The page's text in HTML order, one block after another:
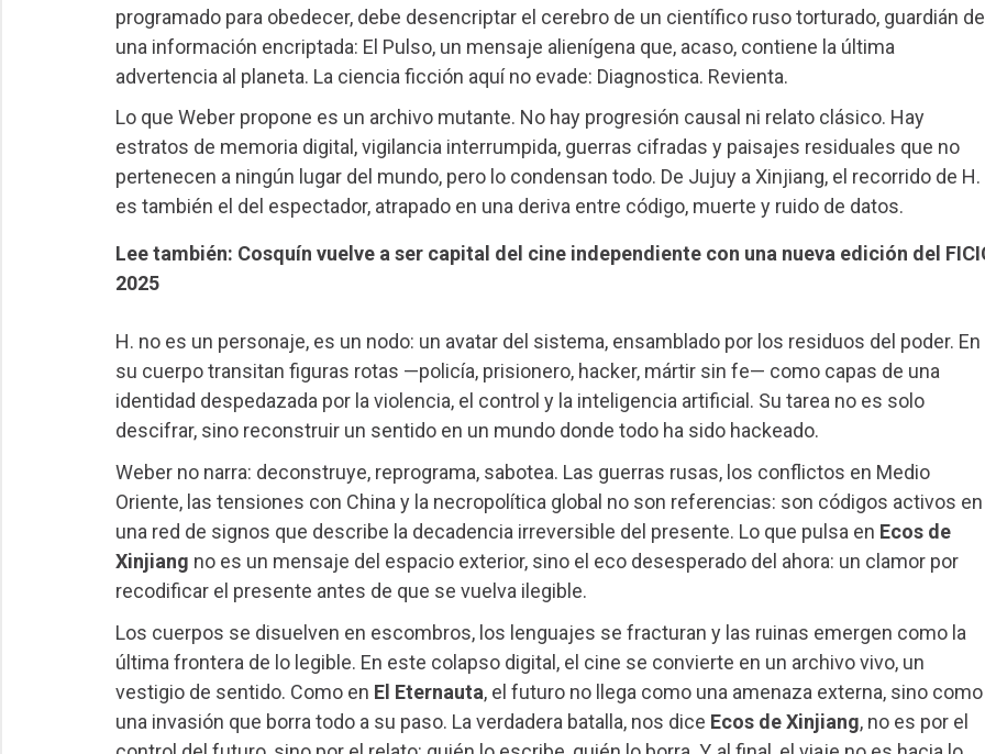
programado para obedecer, debe desencriptar el cerebro de un científico ruso torturado, guardián de
una información encriptada: El Pulso, un mensaje alienígena que, acaso, contiene la última
advertencia al planeta. La ciencia ficción aquí no evade: Diagnostica. Revienta.
Lo que Weber propone es un archivo mutante. No hay progresión causal ni relato clásico. Hay
estratos de memoria digital, vigilancia interrumpida, guerras cifradas y paisajes residuales que no
pertenecen a ningún lugar del mundo, pero lo condensan todo. De Jujuy a Xinjiang, el recorrido de H.
es también el del espectador, atrapado en una deriva entre código, muerte y ruido de datos.
Lee también: Cosquín vuelve a ser capital del cine independiente con una nueva edición del
2025
H. no es un personaje, es un nodo: un avatar del sistema, ensamblado por los residuos del poder. En
su cuerpo transitan figuras rotas —policía, prisionero, hacker, mártir sin fe— como capas de una
identidad despedazada por la violencia, el control y la inteligencia artificial. Su tarea no es solo
descifrar, sino reconstruir un sentido en un mundo donde todo ha sido hackeado.
Weber no narra: deconstruye, reprograma, sabotea. Las guerras rusas, los conflictos en Medio
Oriente, las tensiones con China y la necropolítica global no son referencias: son códigos activos en
una red de signos que describe la decadencia irreversible del presente. Lo que pulsa en Ecos de
Xinjiang no es un mensaje del espacio exterior, sino el eco desesperado del ahora: un clamor por
recodificar el presente antes de que se vuelva ilegible.
Los cuerpos se disuelven en escombros, los lenguajes se fracturan y las ruinas emergen como la
última frontera de lo legible. En este colapso digital, el cine se convierte en un archivo vivo, un
vestigio de sentido. Como en El Eternauta, el futuro no llega como una amenaza externa, sino como
una invasión que borra todo a su paso. La verdadera batalla, nos dice Ecos de Xinjiang, no es por el